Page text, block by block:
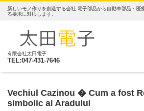
新しいモノ作りを創造する会社 電子部品から自動車部品・医
る要求に対応します。
有限会社太田電子
TEL:047-431-7646
Vechiul Cazinou � Cum a fost
simbolic al Aradului